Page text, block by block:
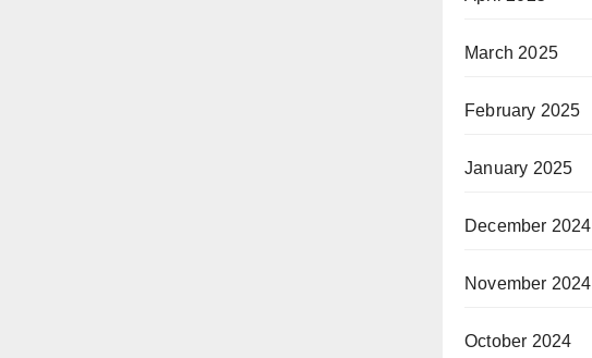
March 2025
February 2025
January 2025
December 2024
November 2024
October 2024